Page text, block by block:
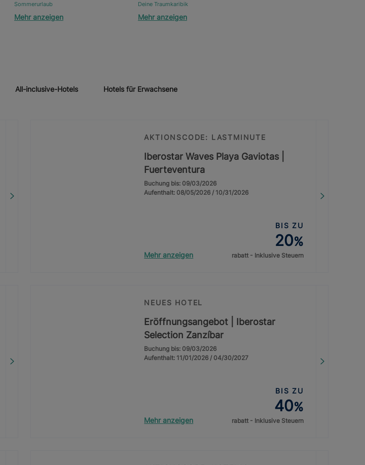
Sommerurlaub
Mehr anzeigen
Deine Traumkaribik
Mehr anzeigen
All-inclusive-Hotels Hotels für Erwachsene
AKTIONSCODE: LASTMINUTE
Iberostar Waves Playa Gaviotas |
Fuerteventura
Buchung bis: 09/03/2026
Aufenthalt: 08/05/2026 / 10/31/2026
Mehr anzeigen
BIS ZU
20%
rabatt - Inklusive Steuern
NEUES HOTEL
Eröffnungsangebot | Iberostar
Selection Zanzíbar
Buchung bis: 09/03/2026
Aufenthalt: 11/01/2026 / 04/30/2027
Mehr anzeigen
BIS ZU
40%
rabatt - Inklusive Steuern